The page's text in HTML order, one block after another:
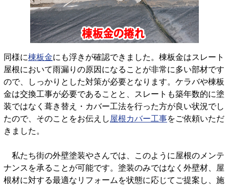
同様に棟板金にも浮きが確認できました。棟板金はスレート
屋根において雨漏りの原因になることが非常に多い部材です
ので、しっかりとした対策が必要となります。ケラバや棟板
金は交換工事が必要であることと、スレートも築年数的に塗
装ではなく葺き替え・カバー工法を行った方が良い状況でし
たので、そのことをお伝えし屋根カバー工事をご依頼いただ
きました。
私たち街の外壁塗装やさんでは、このように屋根のメンテ
ナンスを承ることが可能です。塗装のみではなく外壁材、屋
根材に対する最適なリフォームを状態に応じてご提案し、施